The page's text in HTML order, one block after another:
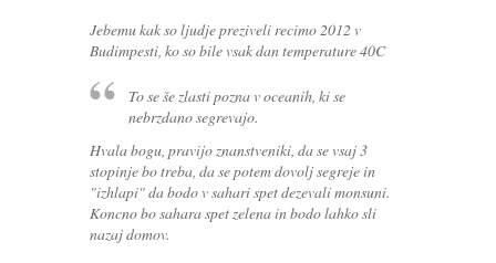
Jebemu kak so ljudje preziveli recimo 2012 v
Budimpesti, ko so bile vsak dan temperature 40C
To se še zlasti pozna v oceanih, ki se
nebrzdano segrevajo.
Hvala bogu, pravijo znanstveniki, da se vsaj 3
stopinje bo treba, da se potem dovolj segreje in
"izhlapi" da bodo v sahari spet dezevali monsuni.
Koncno bo sahara spet zelena in bodo lahko sli
nazaj domov.